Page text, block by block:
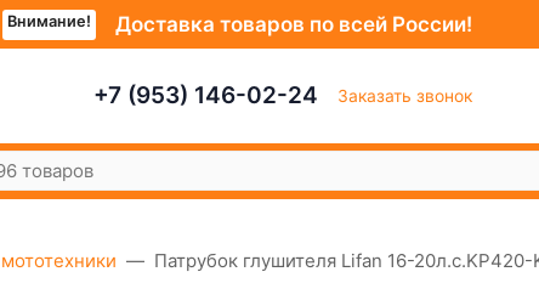
Внимание! Доставка товаров по всей России!
+7 (953) 146-02-24 Заказать звонок
Патрубок глушителя Lifan 16-